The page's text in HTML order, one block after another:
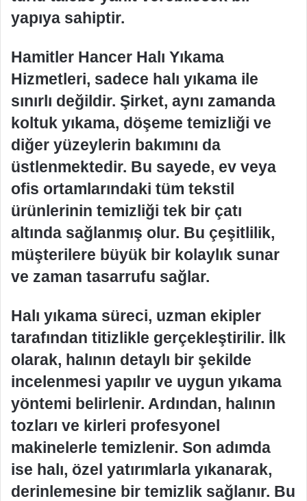
yapıya sahiptir.
Hamitler Hancer Halı Yıkama
Hizmetleri, sadece halı yıkama ile
sınırlı değildir. Şirket, aynı zamanda
koltuk yıkama, döşeme temizliği ve
diğer yüzeylerin bakımını da
üstlenmektedir. Bu sayede, ev veya
ofis ortamlarındaki tüm tekstil
ürünlerinin temizliği tek bir çatı
altında sağlanmış olur. Bu çeşitlilik,
müşterilere büyük bir kolaylık sunar
ve zaman tasarrufu sağlar.
Halı yıkama süreci, uzman ekipler
tarafından titizlikle gerçekleştirilir. İlk
olarak, halının detaylı bir şekilde
incelenmesi yapılır ve uygun yıkama
yöntemi belirlenir. Ardından, halının
tozları ve kirleri profesyonel
makinelerle temizlenir. Son adımda
ise halı, özel yatırımlarla yıkanarak,
derinlemesine bir temizlik sağlanır. Bu